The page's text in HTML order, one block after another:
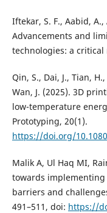
Iftekar, S. F., Aabid,
Advancements and
technologies: a critical
Qin, S., Dai, J., Tian,
Wan, J. (2025). 3D
low-temperature
Prototyping, 20(1).
https://doi.org/
Malik A, Ul Haq MI,
towards
barriers and
491–511, doi: https://